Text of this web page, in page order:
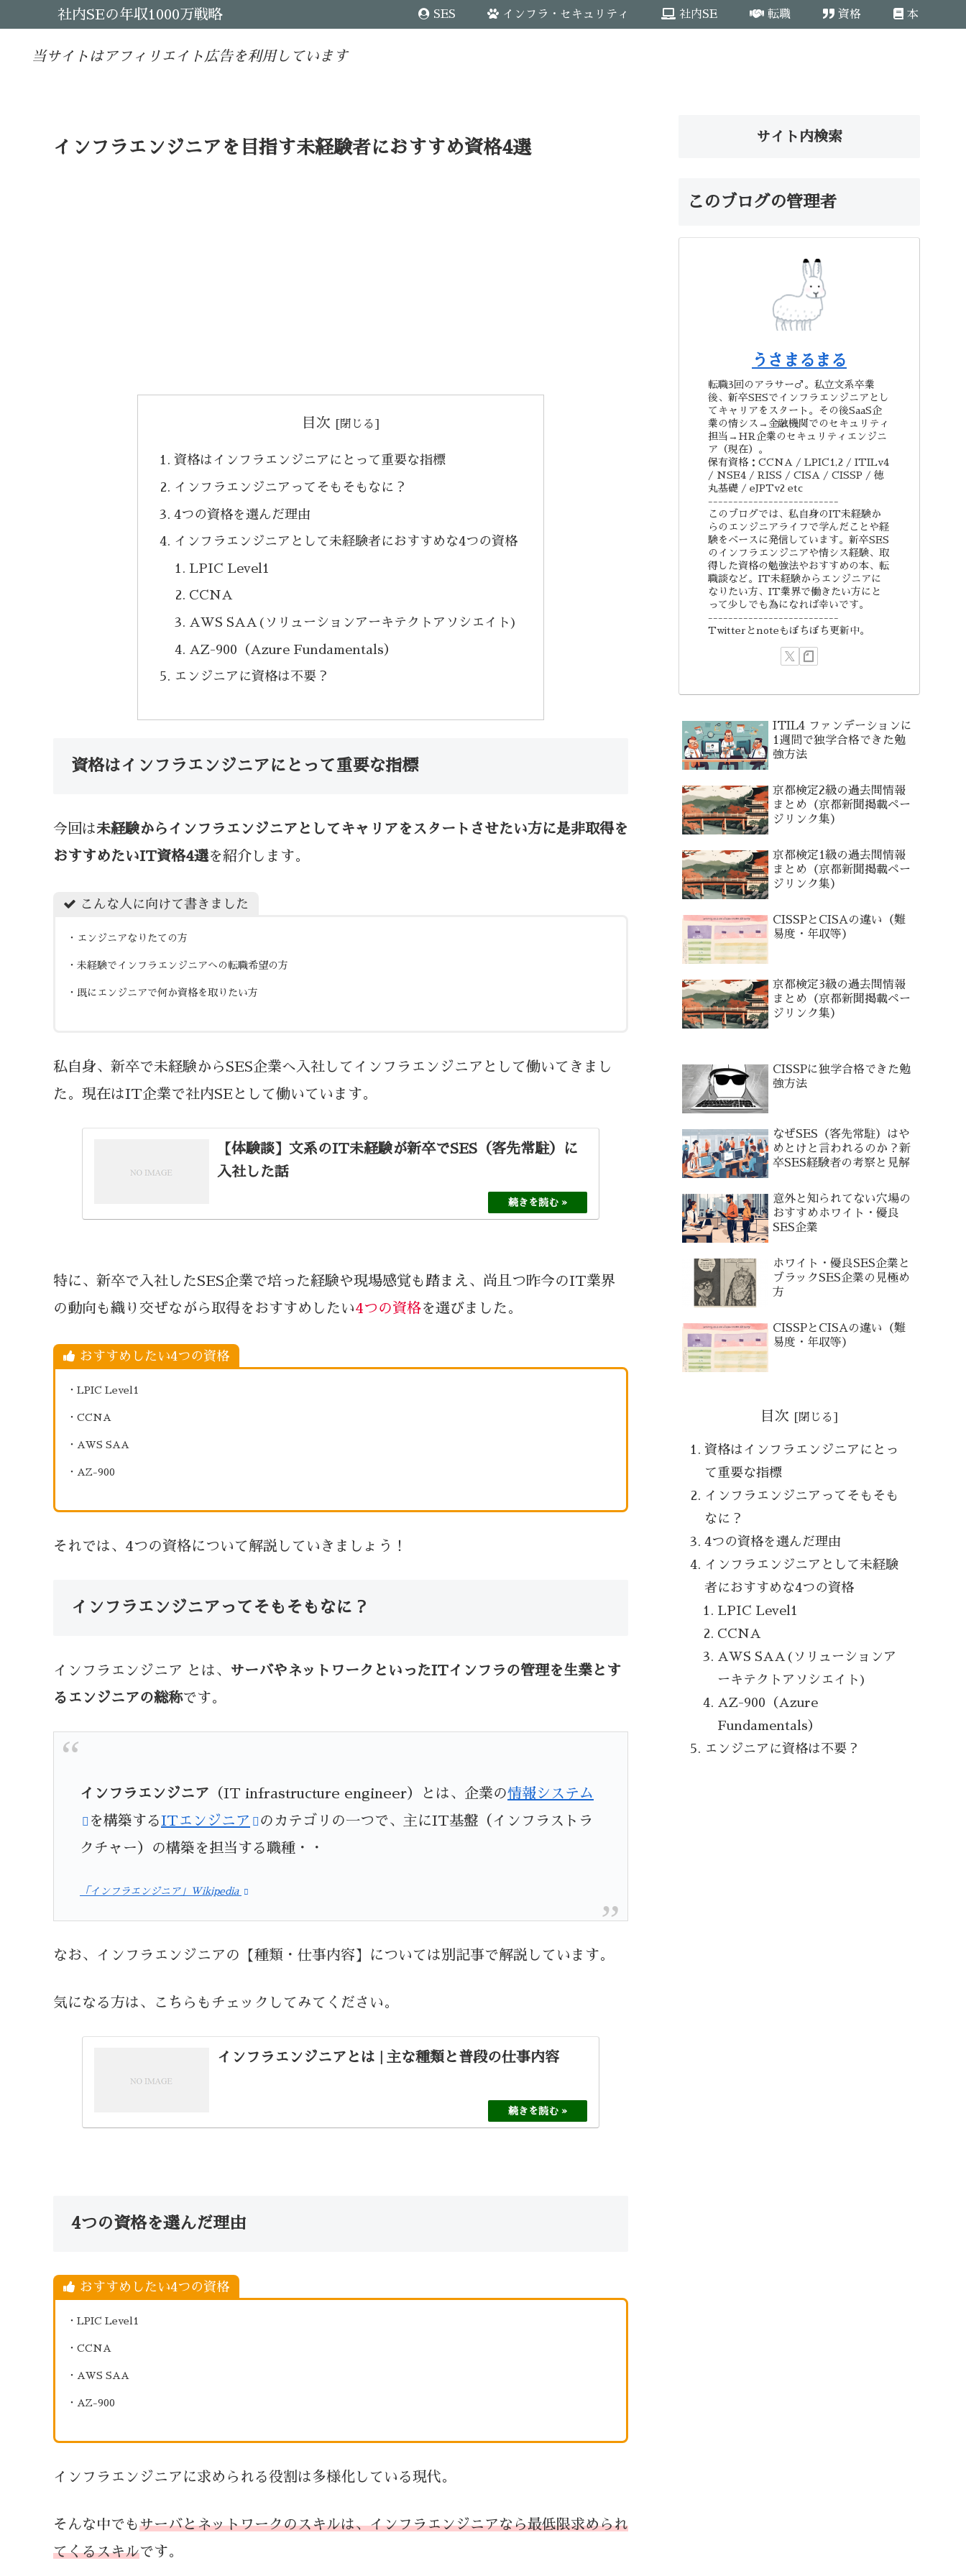
社内SEの年収1000万戦略 SES インフラ・セキュリティ 社内SE 転職 資格 本
当サイトはアフィリエイト広告を利用しています
インフラエンジニアを目指す未経験者におすすめ資格4選
目次
資格はインフラエンジニアにとって重要な指標
インフラエンジニアってそもそもなに？
4つの資格を選んだ理由
インフラエンジニアとして未経験者におすすめな4つの資格
LPIC Level1
CCNA
AWS SAA(ソリューションアーキテクトアソシエイト)
AZ-900（Azure Fundamentals）
エンジニアに資格は不要？
資格はインフラエンジニアにとって重要な指標
今回は未経験からインフラエンジニアとしてキャリアをスタートさせたい方に是非取得を
おすすめたいIT資格4選を紹介します。
こんな人に向けて書きました
・エンジニアなりたての方
・未経験でインフラエンジニアへの転職希望の方
・既にエンジニアで何か資格を取りたい方
私自身、新卒で未経験からSES企業へ入社してインフラエンジニアとして働いてきまし
た。現在はIT企業で社内SEとして働いています。
【体験談】文系のIT未経験が新卒でSES（客先常駐）に
入社した話
特に、新卒で入社したSES企業で培った経験や現場感覚も踏まえ、尚且つ昨今のIT業界
の動向も織り交ぜながら取得をおすすめしたい4つの資格を選びました。
おすすめしたい4つの資格
・LPIC Level1
・CCNA
・AWS SAA
・AZ-900
それでは、4つの資格について解説していきましょう！
インフラエンジニアってそもそもなに？
インフラエンジニア とは、 サーバやネットワークといったITインフラの管理を生業とす
るエンジニアの総称です。
インフラエンジニア （IT infrastructure engineer）とは、企業の情報システム
を構築するITエンジニア
のカテゴリの一つで、主にIT基盤（インフラストラ
クチャー）の構築を担当する職種・・
「インフラエンジニア」Wikipedia
なお、インフラエンジニアの【種類・仕事内容】については別記事で解説しています。
気になる方は、こちらもチェックしてみてください。
インフラエンジニアとは | 主な種類と普段の仕事内容
4つの資格を選んだ理由
おすすめしたい4つの資格
・LPIC Level1
・CCNA
・AWS SAA
・AZ-900
インフラエンジニアに求められる役割は多様化している現代。
そんな中でも サーバとネットワークのスキルは、インフラエンジニアなら最低限求められ
てくるスキルです。
サイト内検索
このブログの管理者
うさまるまる
転職3回のアラサー♂。私立文系卒業
後、新卒SESでインフラエンジニアとし
てキャリアをスタート。その後SaaS企
業の情シス→金融機関でのセキュリティ
担当→HR企業のセキュリティエンジニ
ア（現在）。
保有資格：CCNA / LPIC1,2 / ITILv4
/ NSE4 / RISS / CISA / CISSP / 徳
丸基礎 / eJPTv2 etc
--------------------------
このブログでは、私自身のIT未経験か
らのエンジニアライフで学んだことや経
験をベースに発信しています。新卒SES
のインフラエンジニアや情シス経験、取
得した資格の勉強法やおすすめの本、転
職談など。IT未経験からエンジニアに
なりたい方、IT業界で働きたい方にと
って少しでも為になれば幸いです。
--------------------------
Twitterとnoteもぼちぼち更新中。
ITIL4 ファンデーションに
1週間で独学合格できた勉
強方法
京都検定2級の過去問情報
まとめ（京都新聞掲載ペー
ジリンク集）
京都検定1級の過去問情報
まとめ（京都新聞掲載ペー
ジリンク集）
CISSPとCISAの違い（難
易度・年収等）
京都検定3級の過去問情報
まとめ（京都新聞掲載ペー
ジリンク集）
CISSPに独学合格できた勉
強方法
なぜSES（客先常駐）はや
めとけと言われるのか？新
卒SES経験者の考察と見解
意外と知られてない穴場の
おすすめホワイト・優良
SES企業
ホワイト・優良SES企業と
ブラックSES企業の見極め
方
CISSPとCISAの違い（難
易度・年収等）
目次
資格はインフラエンジニアにとっ
て重要な指標
インフラエンジニアってそもそも
なに？
4つの資格を選んだ理由
インフラエンジニアとして未経験
者におすすめな4つの資格
LPIC Level1
CCNA
AWS SAA(ソリューションア
ーキテクトアソシエイト)
AZ-900（Azure
Fundamentals）
エンジニアに資格は不要？